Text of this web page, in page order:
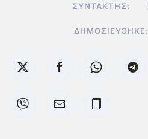
ΣΥΝΤΆΚΤΗΣ:
ΔΗΜΟΣΙΕΎΘΗΚΕ: